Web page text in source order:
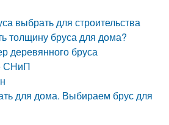
выбрать для строительства
толщину бруса для дома?
деревянного бруса
СНиП
для дома. Выбираем брус для